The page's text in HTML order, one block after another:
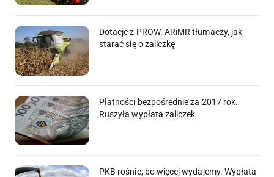
Dotacje z PROW. ARiMR tłumaczy, jak
starać się o zaliczkę
Płatności bezpośrednie za 2017 rok.
Ruszyła wypłata zaliczek
PKB rośnie, bo więcej wydajemy. Wypłata